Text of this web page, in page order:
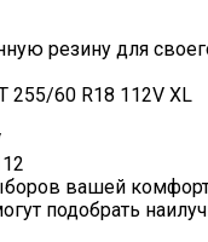
резину для
255/60 R18 112V XL
вашей
подобрать